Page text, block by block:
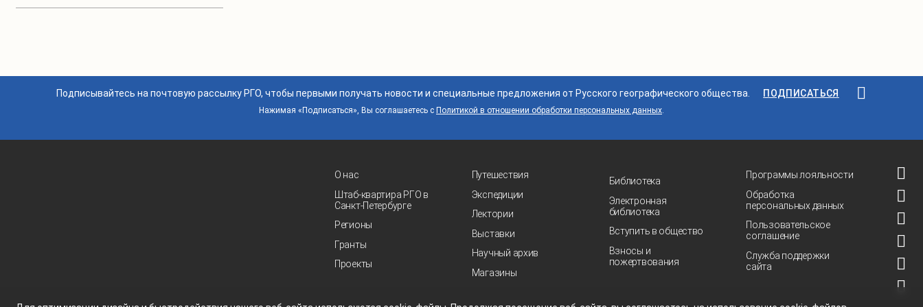
Подписывайтесь на почтовую рассылку РГО, чтобы первыми получать новости и специальные предложения от Русского географического общества. ПОДПИСАТЬСЯ
Нажимая «Подписаться», Вы соглашаетесь с Политикой в отношении обработки персональных данных.
О нас
Штаб-квартира РГО в
Санкт‑Петербурге
Регионы
Гранты
Проекты
Путешествия
Экспедиции
Лектории
Выставки
Научный архив
Магазины
Библиотека
Электронная
библиотека
Вступить в общество
Взносы и
пожертвования
Программы лояльности
Обработка
персональных данных
Пользовательское
соглашение
Служба поддержки
сайта